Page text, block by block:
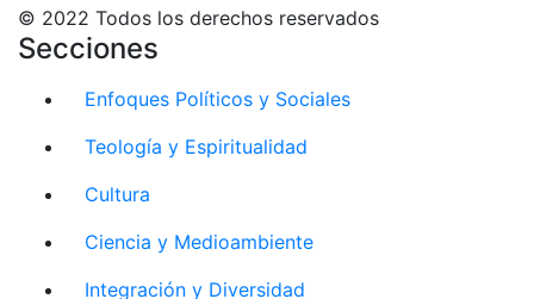
© 2022 Todos los derechos reservados
Secciones
Enfoques Políticos y Sociales
Teología y Espiritualidad
Cultura
Ciencia y Medioambiente
Integración y Diversidad